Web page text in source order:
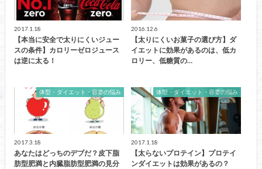
2017.1.18
【本当に安全で太りにくいジュー
スの条件】カロリーゼロジュース
は逆に太る！
2016.12.6
【太りにくいお菓子の選び方】ダ
イエットに効果があるのは、低カ
ロリー、低糖質の…
体型・ダイエット・容姿の悩み
2017.3.18
あなたはどっちのデブだ？皮下脂
肪型肥満と内臓脂肪型肥満の見分
体型・ダイエット・容姿の悩み
2017.1.18
【太らないプロテイン】プロテイ
ンダイエットは効果があるの？